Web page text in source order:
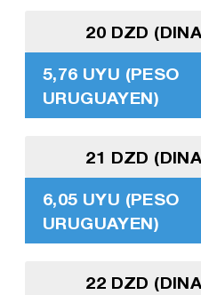
20 DZD
5,76 UYU (PESO
URUGUAYEN)
21 DZD
6,05 UYU (PESO
URUGUAYEN)
22 DZD